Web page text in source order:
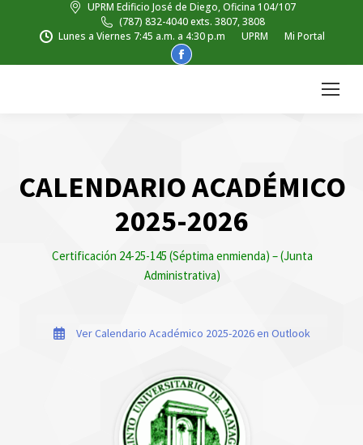
UPRM Edificio José de Diego, Oficina 104/107
(787) 832-4040 exts. 3807, 3808
Lunes a Viernes 7:45 a.m. a 4:30 p.m
UPRM Mi Portal
Facebook
CALENDARIO ACADÉMICO
2025-2026
Certificación 24-25-145 (Séptima enmienda) – (Junta
Administrativa)
Ver Calendario Académico 2025-2026 en Outlook